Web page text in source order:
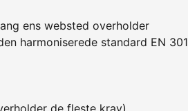
ens websted overholder
harmoniserede standard EN 301